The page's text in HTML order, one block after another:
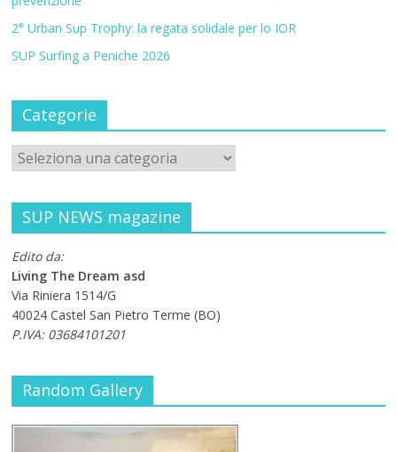
2° Urban Sup Trophy: la regata solidale per lo IOR
SUP Surfing a Peniche 2026
Categorie
SUP NEWS magazine
Edito da:
Living The Dream asd
Via Riniera 1514/G
40024 Castel San Pietro Terme (BO)
P.IVA: 03684101201
Random Gallery